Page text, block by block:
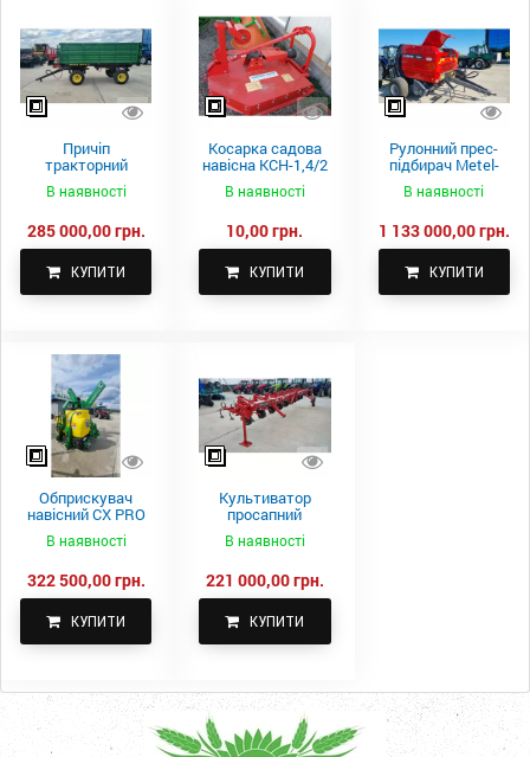
Причіп
тракторний
самоскидний
Spike 2 ПТС-4
В наявності
285 000,00 грн.
КУПИТИ
Косарка садова
навісна КСН-1,4/2
В наявності
10,00 грн.
КУПИТИ
Рулонний прес-
підбирач Metel-
Fach Z 587
В наявності
1 133 000,00 грн.
КУПИТИ
Обприскувач
навісний CX PRO
В наявності
322 500,00 грн.
КУПИТИ
Культиватор
просапний
КПН-5,6-05
В наявності
221 000,00 грн.
КУПИТИ